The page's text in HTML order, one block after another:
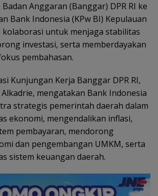
Anggaran (Banggar) DPR RI ke
Bank Indonesia (KPw BI) Kepulauan
kolaborasi untuk menjaga stabilitas
investasi, serta memberdayakan
pembahasan.
Kunjungan Kerja Banggar DPR RI,
mengatakan Bank Indonesia
strategis pemerintah daerah dalam
ekonomi, mengendalikan inflasi,
pembayaran, mendorong
dan pengembangan UMKM, serta
sistem keuangan daerah.